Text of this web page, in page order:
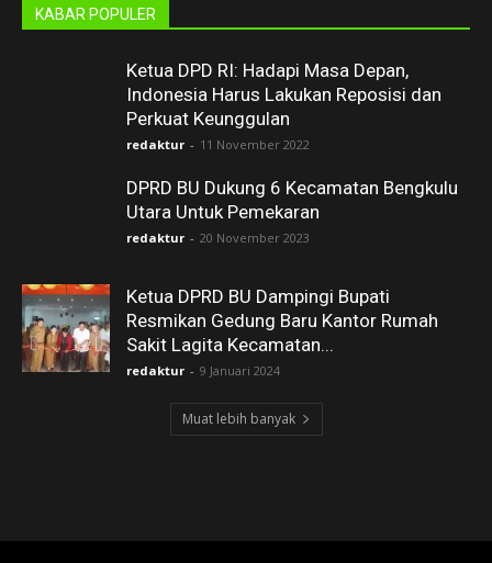
KABAR POPULER
Ketua DPD RI: Hadapi Masa Depan,
Indonesia Harus Lakukan Reposisi dan
Perkuat Keunggulan
redaktur - 11 November 2022
DPRD BU Dukung 6 Kecamatan Bengkulu
Utara Untuk Pemekaran
redaktur - 20 November 2023
Ketua DPRD BU Dampingi Bupati
Resmikan Gedung Baru Kantor Rumah
Sakit Lagita Kecamatan...
redaktur - 9 Januari 2024
Muat lebih banyak